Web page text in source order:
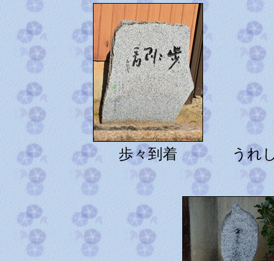
歩々到着 うれ